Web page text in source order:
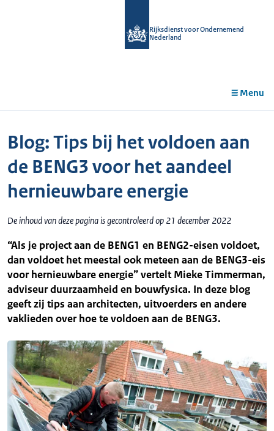
Rijksdienst voor Ondernemend
Nederland
Menu
Blog: Tips bij het voldoen aan
de BENG3 voor het aandeel
hernieuwbare energie
De inhoud van deze pagina is gecontroleerd op 21 december 2022
“Als je project aan de BENG1 en BENG2-eisen voldoet,
dan voldoet het meestal ook meteen aan de BENG3-eis
voor hernieuwbare energie” vertelt Mieke Timmerman,
adviseur duurzaamheid en bouwfysica. In deze blog
geeft zij tips aan architecten, uitvoerders en andere
vaklieden over hoe te voldoen aan de BENG3.